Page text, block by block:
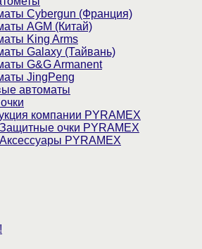
Cybergun (Франция)
AGM (Китай)
King Arms
Galaxy (Тайвань)
G&G Armanent
JingPeng
автоматы
компании PYRAMEX
Защитные очки PYRAMEX
Аксессуары PYRAMEX